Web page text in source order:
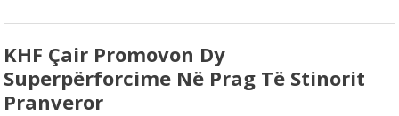
KHF Çair Promovon Dy
Superpërforcime Në Prag Të Stinorit
Pranveror